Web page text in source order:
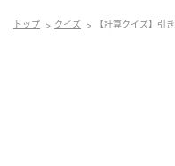
と割り算を左から進め
トップ クイズ 【計算クイズ】引